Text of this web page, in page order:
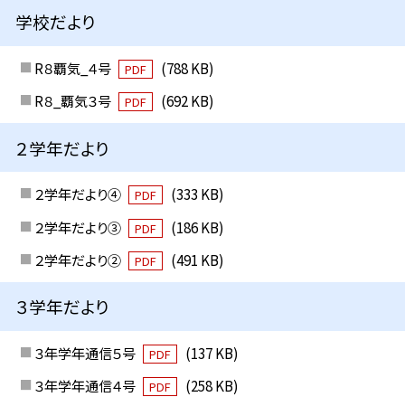
学校だより
R８覇気_４号 PDF
(788 KB)
R８_覇気３号
PDF (692 KB)
２学年だより
２学年だより④ PDF
(333 KB)
２学年だより③
PDF
(186 KB)
２学年だより②
PDF (491 KB)
３学年だより
３年学年通信５号 PDF
(137 KB)
３年学年通信４号
PDF
(258 KB)